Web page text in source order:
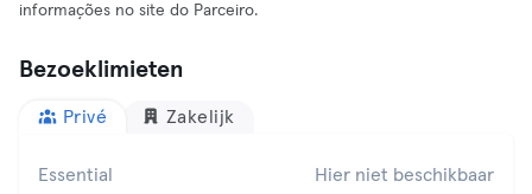
informações no site do Parceiro.
Bezoeklimieten
Privé Zakelijk
Essential Hier niet beschikbaar